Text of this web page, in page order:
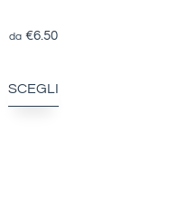
€6.50
SCEGLI